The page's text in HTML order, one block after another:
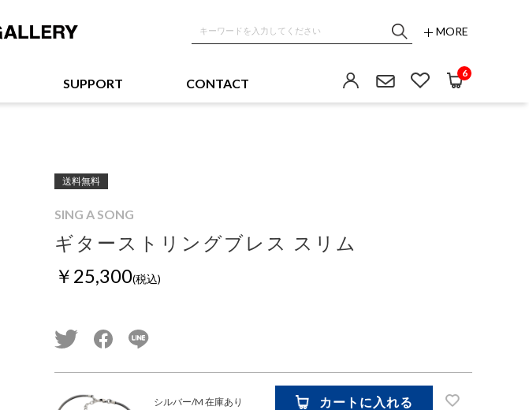
MORE
SUPPORT CONTACT
6
送料無料
SING A SONG
ギターストリングブレス スリム
￥25,300(税込)
twitter facebook
シルバー/M 在庫あり カートに入れる